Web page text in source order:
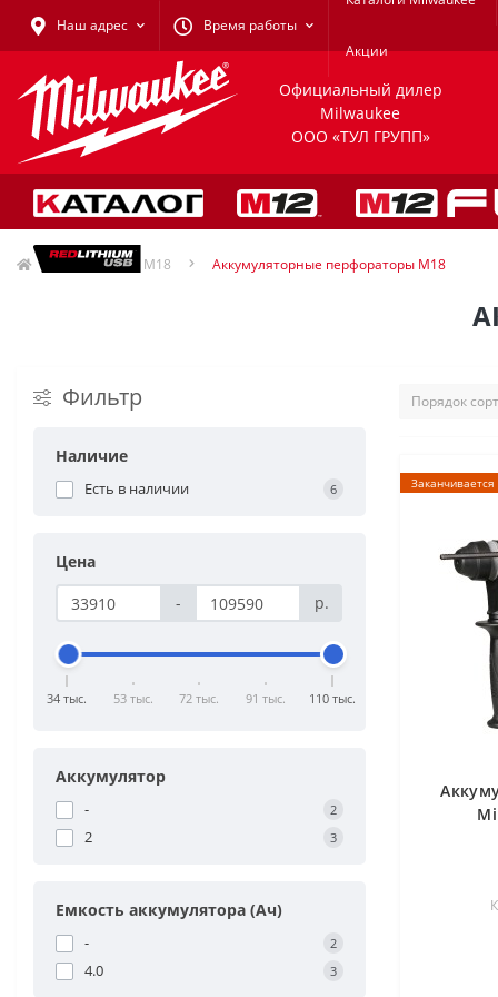
Наш адрес Время работы
Акции
Официальный дилер
Milwaukee
ООО «ТУЛ ГРУПП»
Milwaukee M18 Аккумуляторные перфораторы M18
Фильтр
Наличие
Есть в наличии 6
Цена
-
р.
34 тыс. 53 тыс. 72 тыс. 91 тыс. 110 тыс.
Аккумулятор
- 2
2 3
Емкость аккумулятора (Ач)
- 2
4.0 3
Заканчивается